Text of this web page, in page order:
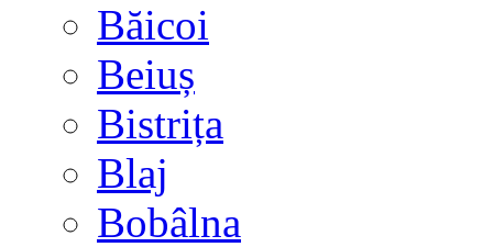
Băicoi
Beiuș
Bistrița
Blaj
Bobâlna